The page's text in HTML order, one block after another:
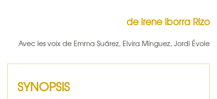
de Irene Iborra Rizo
Avec les voix de Emma Suárez, Elvira Mínguez, Jordi Évole
SYNOPSIS